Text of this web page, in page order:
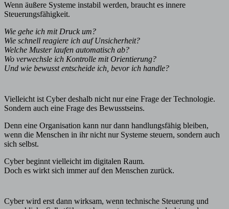
Wenn äußere Systeme instabil werden, braucht es innere
Steuerungsfähigkeit.
Wie gehe ich mit Druck um?
Wie schnell reagiere ich auf Unsicherheit?
Welche Muster laufen automatisch ab?
Wo verwechsle ich Kontrolle mit Orientierung?
Und wie bewusst entscheide ich, bevor ich handle?
Vielleicht ist Cyber deshalb nicht nur eine Frage der Technologie.
Sondern auch eine Frage des Bewusstseins.
Denn eine Organisation kann nur dann handlungsfähig bleiben,
wenn die Menschen in ihr nicht nur Systeme steuern, sondern auch
sich selbst.
Cyber beginnt vielleicht im digitalen Raum.
Doch es wirkt sich immer auf den Menschen zurück.
Cyber wird erst dann wirksam, wenn technische Steuerung und